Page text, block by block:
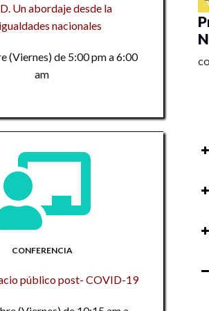
Un abordaje desde la
nacionales
(Viernes) de 5:00 pm a 6:00
am
CONFERENCIA
público post- COVID-19